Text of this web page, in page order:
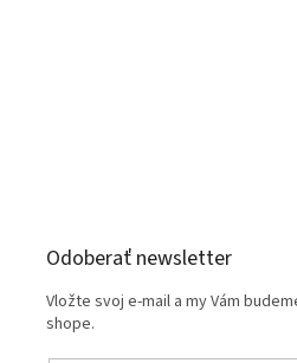
Odoberať newsletter
Vložte svoj e-mail a my Vám
shope.